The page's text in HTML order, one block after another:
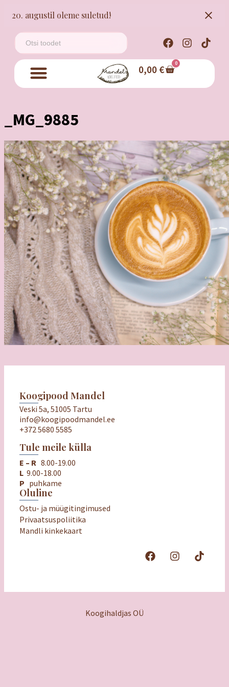
20. augustil oleme suletud!
0,00 € 0
_MG_9885
Koogipood Mandel
Veski 5a, 51005 Tartu
info@koogipoodmandel.ee
+372 5680 5585
Tule meile külla
E – R 8.00-19.00
L 9.00-18.00
P puhkame
Oluline
Ostu- ja müügitingimused
Privaatsuspoliitika
Mandli kinkekaart
Koogihaldjas OÜ